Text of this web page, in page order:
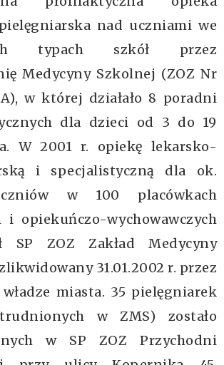
nad uczniami we
typach szkół przez
Medycyny Szkolnej (ZOZ Nr
w której działało 8 poradni
dla dzieci od 3 do 19
W 2001 r. opiekę lekarsko-
i specjalistyczną dla ok.
w 100 placówkach
i opiekuńczo-wychowawczych
SP ZOZ Zakład Medycyny
31.01.2002 r. przez
władze miasta. 35 pielęgniarek
w ZMS) zostało
w SP ZOZ Przychodni